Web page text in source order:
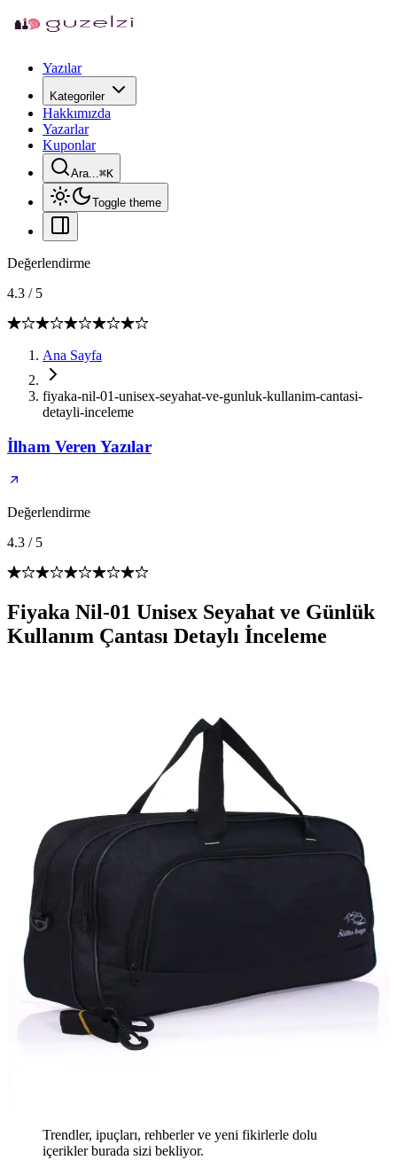
Yazılar
Kategoriler
Hakkımızda
Yazarlar
Kuponlar
Ara...⌘K
Toggle theme
Değerlendirme
4.3 / 5
Ana Sayfa
fiyaka-nil-01-unisex-seyahat-ve-gunluk-kullanim-cantasi-
detayli-inceleme
İlham Veren Yazılar
Değerlendirme
4.3 / 5
Fiyaka Nil-01 Unisex Seyahat ve Günlük
Kullanım Çantası Detaylı İnceleme
Trendler, ipuçları, rehberler ve yeni fikirlerle dolu
içerikler burada sizi bekliyor.